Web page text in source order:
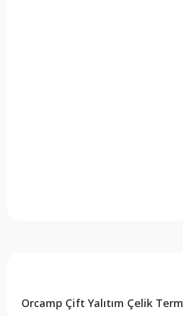
Orcamp Çift Yalıtım Çelik